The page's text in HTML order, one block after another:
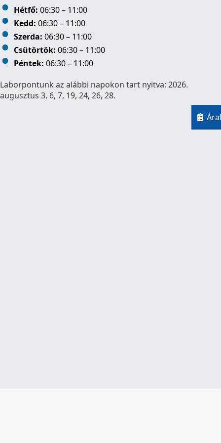
Hétfő: 06:30 – 11:00
Kedd: 06:30 – 11:00
Szerda: 06:30 – 11:00
Csütörtök: 06:30 – 11:00
Péntek: 06:30 – 11:00
Laborpontunk az alábbi napokon tart nyitva: 2026.
augusztus 3, 6, 7, 19, 24, 26, 28.